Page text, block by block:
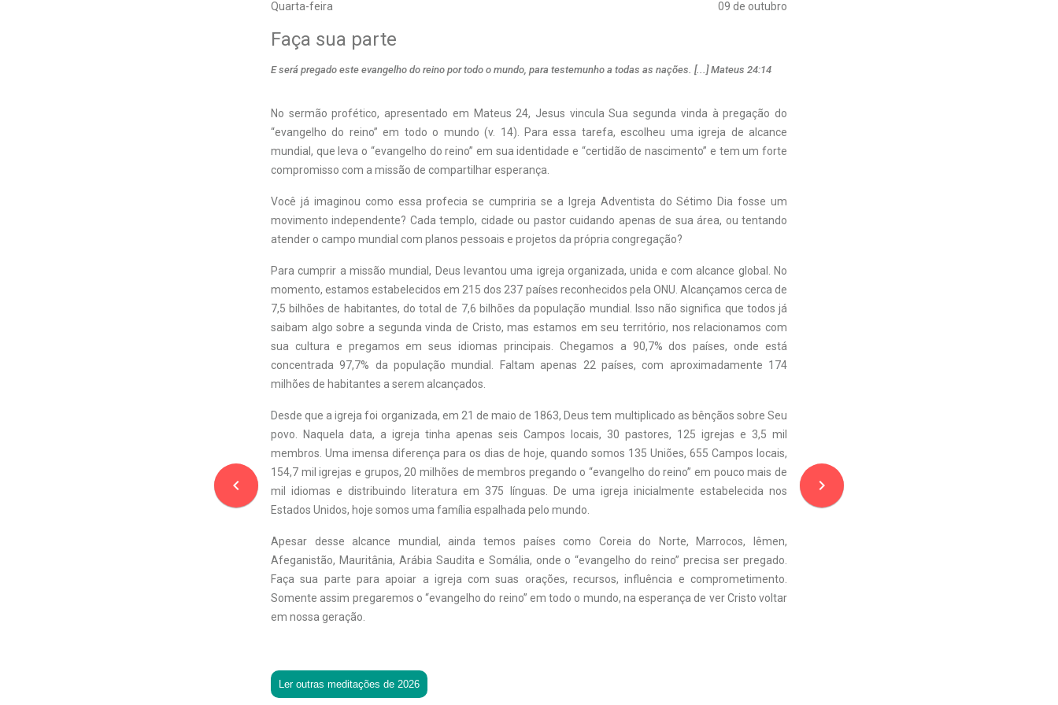
Quarta-feira 09 de outubro
navigate_before
Faça sua parte
E será pregado este evangelho do reino por todo o mundo, para testemunho a todas as nações. [...] Mateus 24:14
No sermão profético, apresentado em Mateus 24, Jesus vincula Sua segunda vinda à pregação do
“evangelho do reino” em todo o mundo (v. 14). Para essa tarefa, escolheu uma igreja de alcance
mundial, que leva o “evangelho do reino” em sua identidade e “certidão de nascimento” e tem um forte
compromisso com a missão de compartilhar esperança.
Você já imaginou como essa profecia se cumpriria se a Igreja Adventista do Sétimo Dia fosse um
movimento independente? Cada templo, cidade ou pastor cuidando apenas de sua área, ou tentando
atender o campo mundial com planos pessoais e projetos da própria congregação?
Para cumprir a missão mundial, Deus levantou uma igreja organizada, unida e com alcance global. No
momento, estamos estabelecidos em 215 dos 237 países reconhecidos pela ONU. Alcançamos cerca de
7,5 bilhões de habitantes, do total de 7,6 bilhões da população mundial. Isso não significa que todos já
saibam algo sobre a segunda vinda de Cristo, mas estamos em seu território, nos relacionamos com
sua cultura e pregamos em seus idiomas principais. Chegamos a 90,7% dos países, onde está
concentrada 97,7% da população mundial. Faltam apenas 22 países, com aproximadamente 174
milhões de habitantes a serem alcançados.
Desde que a igreja foi organizada, em 21 de maio de 1863, Deus tem multiplicado as bênçãos sobre Seu
povo. Naquela data, a igreja tinha apenas seis Campos locais, 30 pastores, 125 igrejas e 3,5 mil
membros. Uma imensa diferença para os dias de hoje, quando somos 135 Uniões, 655 Campos locais,
154,7 mil igrejas e grupos, 20 milhões de membros pregando o “evangelho do reino” em pouco mais de
mil idiomas e distribuindo literatura em 375 línguas. De uma igreja inicialmente estabelecida nos
Estados Unidos, hoje somos uma família espalhada pelo mundo.
Apesar desse alcance mundial, ainda temos países como Coreia do Norte, Marrocos, Iêmen,
Afeganistão, Mauritânia, Arábia Saudita e Somália, onde o “evangelho do reino” precisa ser pregado.
Faça sua parte para apoiar a igreja com suas orações, recursos, influência e comprometimento.
Somente assim pregaremos o “evangelho do reino” em todo o mundo, na esperança de ver Cristo voltar
em nossa geração.
Ler outras meditações de 2026
navigate_next